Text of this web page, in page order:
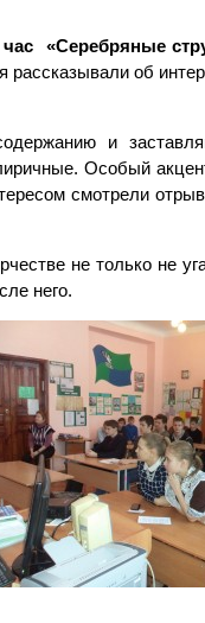
час «Серебряные
рассказывали об
и
Особый
смотрели
не только не
него.